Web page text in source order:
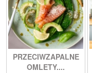
PRZECIWZAPALNE
OMLETY....